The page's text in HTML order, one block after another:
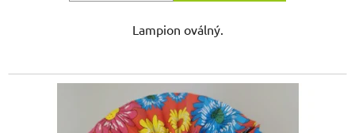
Lampion oválný.